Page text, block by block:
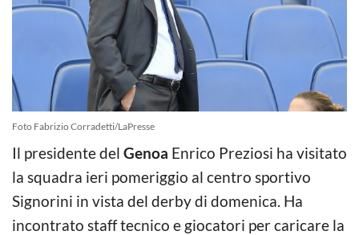
Foto Fabrizio Corradetti/LaPresse
Il presidente del Genoa Enrico Preziosi ha visitato
la squadra ieri pomeriggio al centro sportivo
Signorini in vista del derby di domenica. Ha
incontrato staff tecnico e giocatori per caricare la